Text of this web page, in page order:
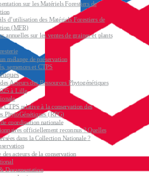
sur les Matériels Forestiers de
d’utilisation des Matériels Forestiers de
(MFR)
annuelles sur les ventes de graines et plants
mélange de préservation
semences et CTPS
Acteurs des Ressources Phytogénétiques
à Lille
CTPS relative à la conservation des
PhytoGénétiques (RPG)
coordination nationale
officiellement reconnus ? Quelles
dans la Collection Nationale ?
des acteurs de la conservation
Documentation